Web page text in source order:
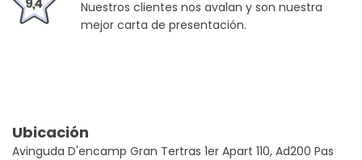
Nuestros clientes nos avalan y son nuestra
mejor carta de presentación.
Ubicación
Avinguda D'encamp Gran Tertras 1er Apart 110, Ad200 Pas